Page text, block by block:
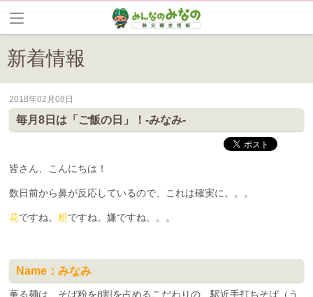
新着情報
皆野町のイベントやお祭り、花情報等の最新情報や観光協会会員情報
2018年02月08日
毎月8日は「ご飯の日」！-みなみ-
皆さん、こんにちは！
数日前から鼻が反応しているので、これは確実に。。。
花ですね。粉ですね。嫌ですね。。。
Name：みなみ
薫る麺は、そば粉を8割を占めるこだわりの、駅近手打ちそば（う